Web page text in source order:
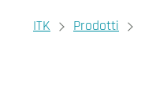
You are here:
ITK Prodotti